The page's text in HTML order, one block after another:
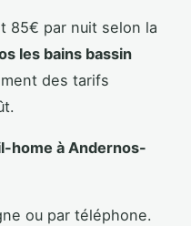
85€ par nuit selon la
les bains bassin
des tarifs
home à Andernos-
ou par téléphone.